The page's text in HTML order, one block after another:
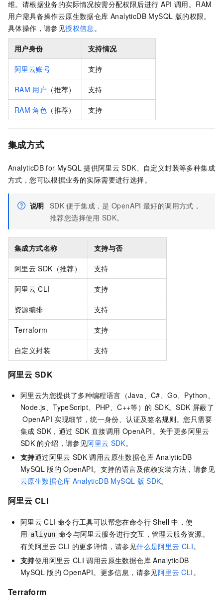
维。请根据业务的实际情况按需分配权限后进行 API 调用。RAM
用户需具备操作云原生数据仓库 AnalyticDB MySQL 版的权限。
具体操作，请参见授权信息 。
用户身份 支持情况
阿里云账号 支持
RAM 用户 （推荐） 支持
RAM 角色 （推荐） 支持
集成方式
AnalyticDB for MySQL 提供阿里云 SDK、自定义封装等多种集成
方式，您可以根据业务的实际需要进行选择。
说明 SDK 便于集成，是 OpenAPI 最好的调用方式，
推荐您选择使用 SDK。
集成方式名称 支持与否
阿里云 SDK（推荐） 支持
阿里云 CLI 支持
资源编排 支持
Terraform 支持
自定义封装 支持
阿里云 SDK
阿里云为您提供了多种编程语言（Java、C#、Go、Python、
Node.js、TypeScript、PHP、C++等）的 SDK。SDK 屏蔽了
OpenAPI 实现细节，统一身份、认证及签名规则。您只需要
集成 SDK，通过 SDK 直接调用 OpenAPI。关于更多阿里云
SDK 的介绍，请参见阿里云 SDK。
支持通过阿里云 SDK 调用云原生数据仓库 AnalyticDB
MySQL 版的 OpenAPI。支持的语言及依赖安装方法，请参见
云原生数据仓库 AnalyticDB MySQL 版 SDK。
阿里云 CLI
阿里云 CLI 命令行工具可以帮您在命令行 Shell 中，使
用 aliyun 命令与阿里云服务进行交互，管理云服务资源。
有关阿里云 CLI 的更多详情，请参见什么是阿里云 CLI。
支持使用阿里云 CLI 调用云原生数据仓库 AnalyticDB
MySQL 版的 OpenAPI。更多信息，请参见阿里云 CLI。
Terraform